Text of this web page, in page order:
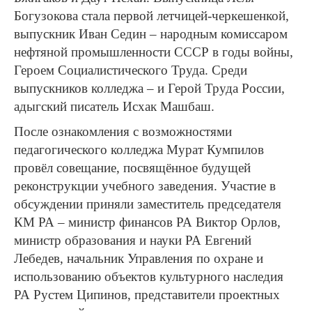
Богузокова стала первой летчицей-черкешенкой,
выпускник Иван Седин – народным комиссаром
нефтяной промышленности СССР в годы войны,
Героем Социалистического Труда. Среди
выпускников колледжа – и Герой Труда России,
адыгский писатель Исхак Машбаш.
После ознакомления с возможностями
педагогического колледжа Мурат Кумпилов
провёл совещание, посвящённое будущей
реконструкции учебного заведения. Участие в
обсуждении приняли заместитель председателя
КМ РА – министр финансов РА Виктор Орлов,
министр образования и науки РА Евгений
Лебедев, начальник Управления по охране и
использованию объектов культурного наследия
РА Рустем Ципинов, представители проектных